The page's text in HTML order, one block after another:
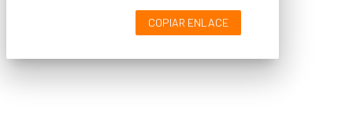
COPIAR ENLACE